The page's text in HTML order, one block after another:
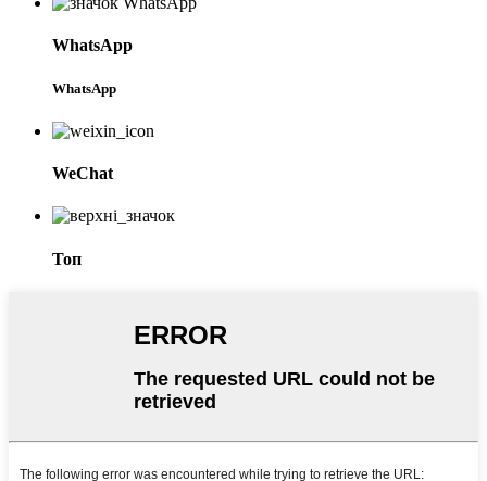
WhatsApp
WhatsApp
WeChat
Топ